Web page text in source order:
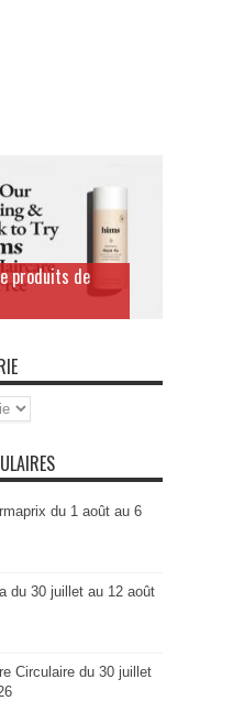
produits de
du 1 août au 6
du 30 juillet au 12 août
Circulaire du 30 juillet